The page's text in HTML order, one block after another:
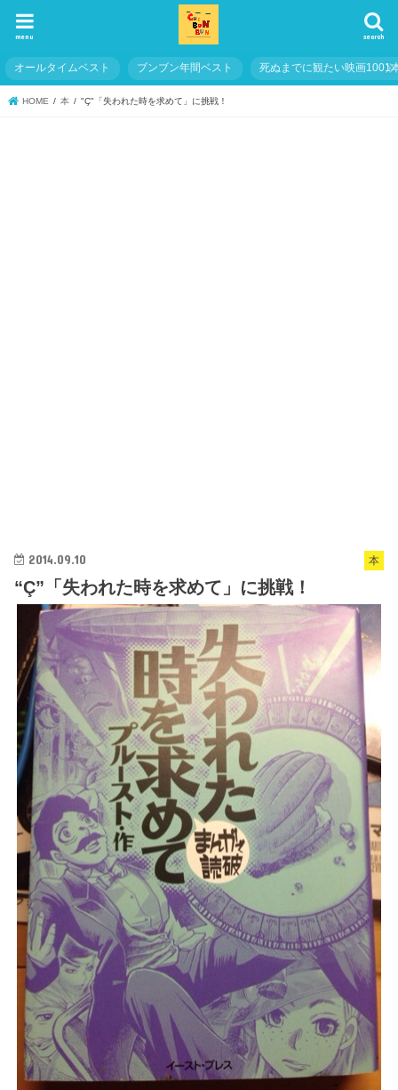
search
menu
オールタイムベスト ブンブン年間ベスト 死ぬまでに観たい映画1001
HOME 本 "Ç"「失われた時を求めて」に挑戦！
本
2014.09.10
“Ç”「失われた時を求めて」に挑戦！